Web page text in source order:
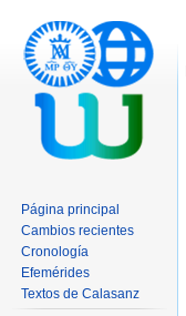
Página principal
Cambios recientes
Cronología
Efemérides
Textos de Calasanz